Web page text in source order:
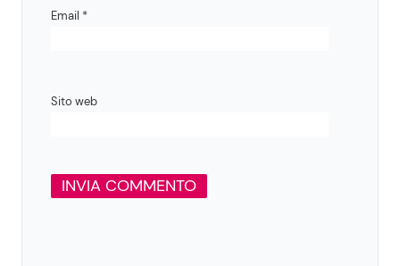
Email *
Sito web